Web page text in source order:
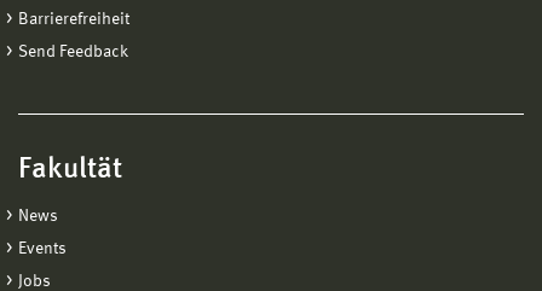
Barrierefreiheit
Send Feedback
Fakultät
News
Events
Jobs